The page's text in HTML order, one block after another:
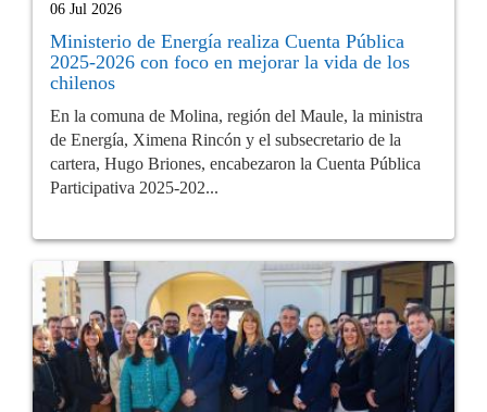
06 Jul 2026
Ministerio de Energía realiza Cuenta Pública
2025-2026 con foco en mejorar la vida de los
chilenos
En la comuna de Molina, región del Maule, la ministra
de Energía, Ximena Rincón y el subsecretario de la
cartera, Hugo Briones, encabezaron la Cuenta Pública
Participativa 2025-202...